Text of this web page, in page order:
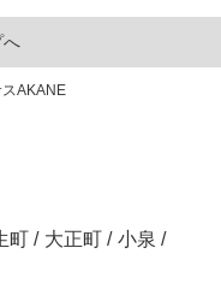
へ
スAKANE
町 / 大正町 / 小泉 /